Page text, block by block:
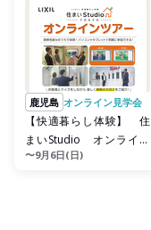
鹿児島 オンライン見学会
【快適暮らし体験】 住
まいStudio オンライン
ツアー開催 新築コー
〜9月6日(日)